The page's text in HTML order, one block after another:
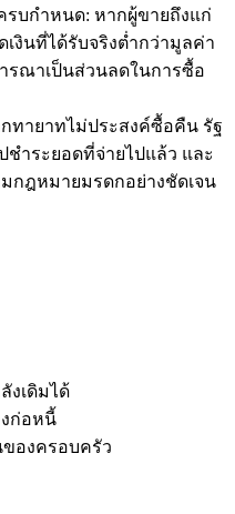
บกำหนด: หากผู้ขายถึงแก่
งินที่ได้รับจริงต่ำกว่ามูลค่า
รณาเป็นส่วนลดในการซื้อ
ทายาทไม่ประสงค์ซื้อคืน รัฐ
ชำระยอดที่จ่ายไปแล้ว และ
กฎหมายมรดกอย่างชัดเจน
งเดิมได้
ก่อหนี้
องครอบครัว